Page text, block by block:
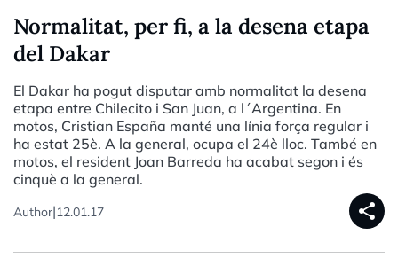
Normalitat, per fi, a la desena etapa
del Dakar
El Dakar ha pogut disputar amb normalitat la desena
etapa entre Chilecito i San Juan, a l´Argentina. En
motos, Cristian España manté una línia força regular i
ha estat 25è. A la general, ocupa el 24è lloc. També en
motos, el resident Joan Barreda ha acabat segon i és
cinquè a la general.
Author|12.01.17 share